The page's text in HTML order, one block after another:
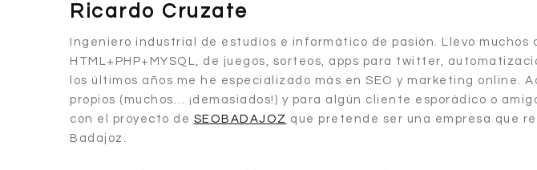
Ricardo Cruzate
Ingeniero industrial de estudios e informático de pasión. Llevo muchos
HTML+PHP+MYSQL, de juegos, sorteos, apps para twitter,
los últimos años me he especializado más en SEO y marketing online.
propios (muchos… ¡demasiados!) y para algún cliente esporádico o
con el proyecto de SEOBADAJOZ que pretende ser una empresa que
Badajoz.